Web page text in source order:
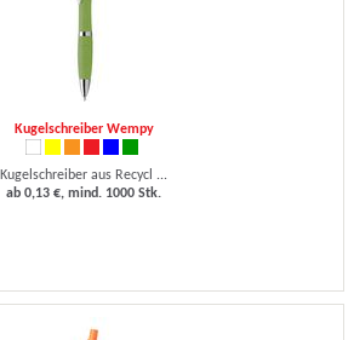
Kugelschreiber Wempy
Kugelschreiber aus Recycl ...
ab 0,13 €, mind. 1000 Stk.